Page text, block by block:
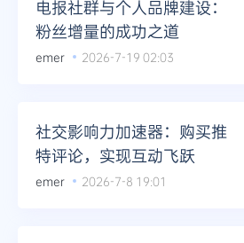
电报社群与个人品牌建设：
粉丝增量的成功之道
emer 2026-7-19 02:03
社交影响力加速器：购买推
特评论，实现互动飞跃
emer 2026-7-8 19:01